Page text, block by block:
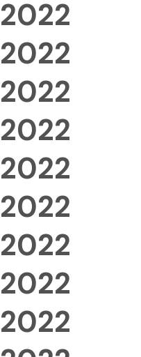
2022
2022
2022
2022
2022
2022
2022
2022
2022